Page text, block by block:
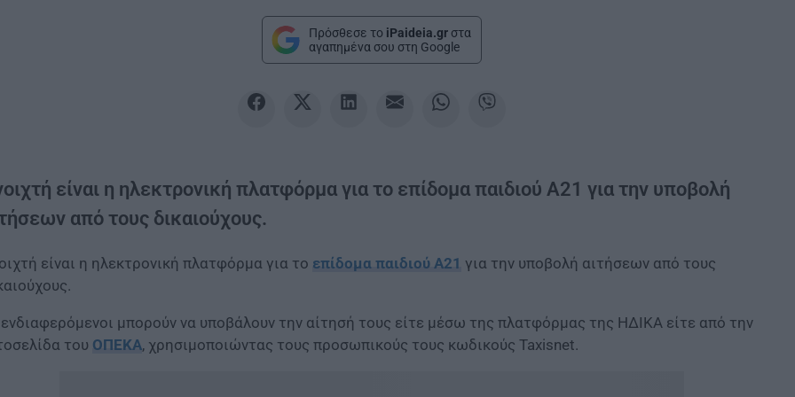
Πρόσθεσε το iPaideia.gr στα
αγαπημένα σου στη Google
είναι η ηλεκτρονική πλατφόρμα για το επίδομα παιδιού Α21 για την υποβολή
από τους δικαιούχους.
είναι η ηλεκτρονική πλατφόρμα για το επίδομα παιδιού Α21 για την υποβολή αιτήσεων από τους
μπορούν να υποβάλουν την αίτησή τους είτε μέσω της πλατφόρμας της ΗΔΙΚΑ είτε από την
του ΟΠΕΚΑ, χρησιμοποιώντας τους προσωπικούς τους κωδικούς Taxisnet.​